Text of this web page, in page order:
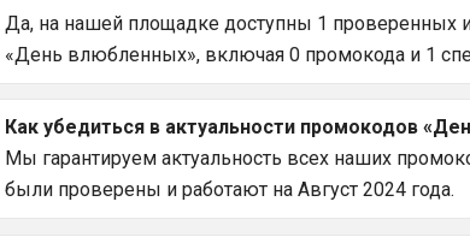
Да, на нашей площадке доступны 1 проверенных
«День влюбленных», включая 0 промокода и 1
Как убедиться в актуальности промокодов
Мы гарантируем актуальность всех наших
были проверены и работают на Август 2024 года.